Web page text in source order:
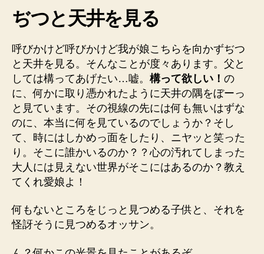
赤
ち
ん
の
謎
に
迫
る！
へ
の
ぢつと天井を見る
呼びかけど呼びかけど我が娘こちらを向かずぢつ
と天井を見る。そんなことが度々あります。父と
しては構ってあげたい…嘘。 構って欲しい！ の
に、何かに取り憑かれたように天井の隅をぼーっ
と見ています。その視線の先には何も無いはずな
のに、本当に何を見ているのでしょうか？そし
て、時にはしかめっ面をしたり、ニヤッと笑った
り。そこに誰かいるのか？？心の汚れてしまった
大人には見えない世界がそこにはあるのか？教え
てくれ愛娘よ！
何もないところをじっと見つめる子供と、それを
怪訝そうに見つめるオッサン。